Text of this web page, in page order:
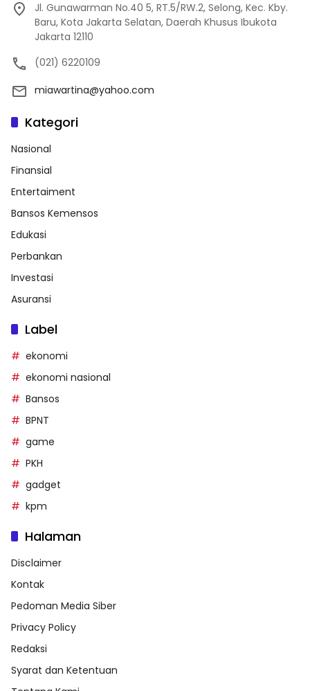
Jl. Gunawarman No.40 5, RT.5/RW.2, Selong, Kec. Kby.
Baru, Kota Jakarta Selatan, Daerah Khusus Ibukota
Jakarta 12110
(021) 6220109
miawartina@yahoo.com
Kategori
Nasional
Finansial
Entertaiment
Bansos Kemensos
Edukasi
Perbankan
Investasi
Asuransi
Label
ekonomi
ekonomi nasional
Bansos
BPNT
game
PKH
gadget
kpm
Halaman
Disclaimer
Kontak
Pedoman Media Siber
Privacy Policy
Redaksi
Syarat dan Ketentuan